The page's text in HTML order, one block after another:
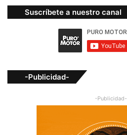
Suscríbete a nuestro canal
-Publicidad-
-Publicidad-